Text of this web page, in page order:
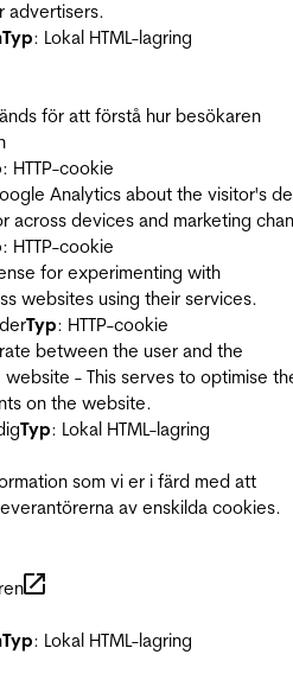
advertisers.
Typ: Lokal HTML-lagring
för att förstå hur besökaren
: HTTP-cookie
Analytics about the visitor's
across devices and marketing
: HTTP-cookie
for experimenting with
websites using their services.
Typ: HTTP-cookie
between the user and the
- This serves to optimise
on the website.
Typ: Lokal HTML-lagring
som vi er i färd med att
av enskilda cookies.
Typ: Lokal HTML-lagring